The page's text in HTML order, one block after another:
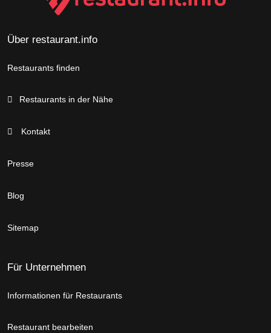
Über restaurant.info
Restaurants finden
Restaurants in der Nähe
Kontakt
Presse
Blog
Sitemap
Für Unternehmen
Informationen für Restaurants
Restaurant bearbeiten